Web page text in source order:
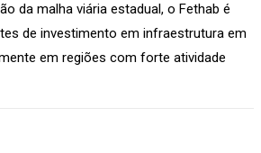
da malha viária estadual, o Fethab é
de investimento em infraestrutura em
em regiões com forte atividade